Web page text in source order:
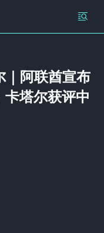
｜阿联酋宣布
卡塔尔获评中